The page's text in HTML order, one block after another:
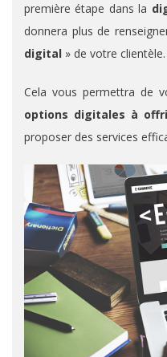
première étape dans la
donnera plus de
digital » de votre clientèle.
Cela vous permettra de
options digitales à
proposer des services